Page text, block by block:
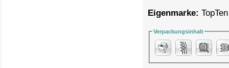
Eigenmarke: TopTen
Verpackungsinhalt